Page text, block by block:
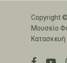
Copyright
Μουσείο
Κατασκευή
facebook